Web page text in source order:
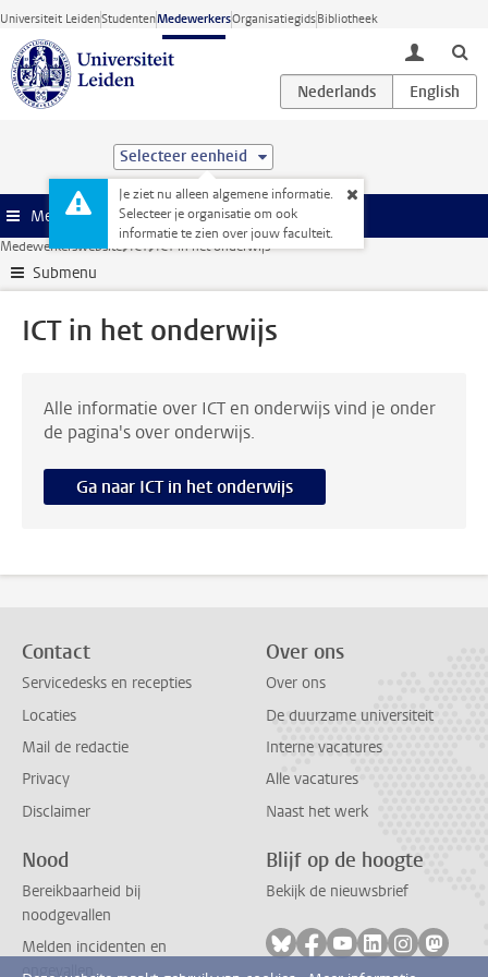
Ga direct naar de inhoud
Universiteit LeidenStudentenMedewerkersOrganisatiegidsBibliotheek
toggle
Selecteer eenheid
Je ziet nu alleen algemene informatie.
Selecteer je organisatie om ook
informatie te zien over jouw faculteit.
Menu
Medewerkerswebsite ICT ICT in het onderwijs
Submenu
ICT in het onderwijs
Alle informatie over ICT en onderwijs vind je onder
de pagina's over onderwijs.
Ga naar ICT in het onderwijs
Contact
Servicedesks en recepties
Locaties
Mail de redactie
Privacy
Disclaimer
Over ons
Over ons
De duurzame universiteit
Interne vacatures
Alle vacatures
Naast het werk
Nood
Bereikbaarheid bij
noodgevallen
Melden incidenten en
ongevallen
Blijf op de hoogte
Bekijk de nieuwsbrief
Volg ons op bluesky
Volg ons op facebook
Volg ons op
Volg ons op
Volg ons
Volg